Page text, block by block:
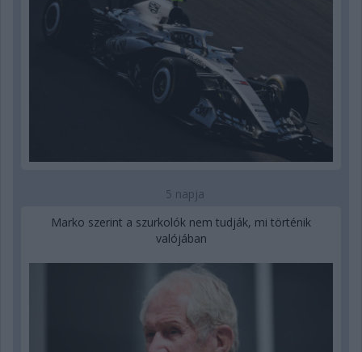
5 napja
Marko szerint a szurkolók nem tudják, mi történik
valójában